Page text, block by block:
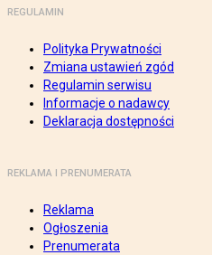
REGULAMIN
Polityka Prywatności
Zmiana ustawień zgód
Regulamin serwisu
Informacje o nadawcy
Deklaracja dostępności
REKLAMA I PRENUMERATA
Reklama
Ogłoszenia
Prenumerata